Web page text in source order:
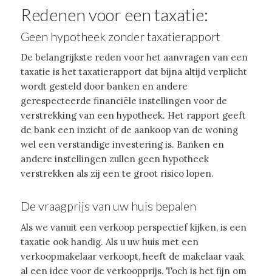
Redenen voor een taxatie:
Geen hypotheek zonder taxatierapport
De belangrijkste reden voor het aanvragen van een
taxatie is het taxatierapport dat bijna altijd verplicht
wordt gesteld door banken en andere
gerespecteerde financiële instellingen voor de
verstrekking van een hypotheek. Het rapport geeft
de bank een inzicht of de aankoop van de woning
wel een verstandige investering is. Banken en
andere instellingen zullen geen hypotheek
verstrekken als zij een te groot risico lopen.
De vraagprijs van uw huis bepalen
Als we vanuit een verkoop perspectief kijken, is een
taxatie ook handig. Als u uw huis met een
verkoopmakelaar verkoopt, heeft de makelaar vaak
al een idee voor de verkoopprijs. Toch is het fijn om